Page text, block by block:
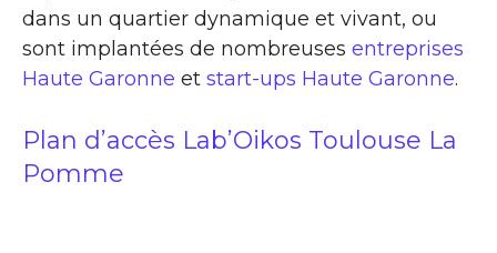
dans un quartier dynamique et vivant, ou
sont implantées de nombreuses entreprises
Haute Garonne et start-ups Haute Garonne.
Plan d’accès Lab’Oikos Toulouse La
Pomme